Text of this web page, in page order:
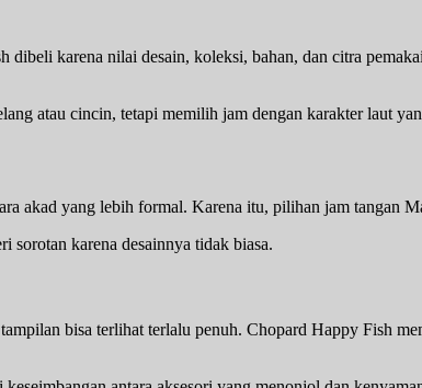
karena nilai desain, koleksi, bahan, dan citra
atau cincin, tetapi memilih jam dengan karakter laut
akad yang lebih formal. Karena itu, pilihan jam tangan
sorotan karena desainnya tidak biasa.
bisa terlihat terlalu penuh. Chopard Happy Fish